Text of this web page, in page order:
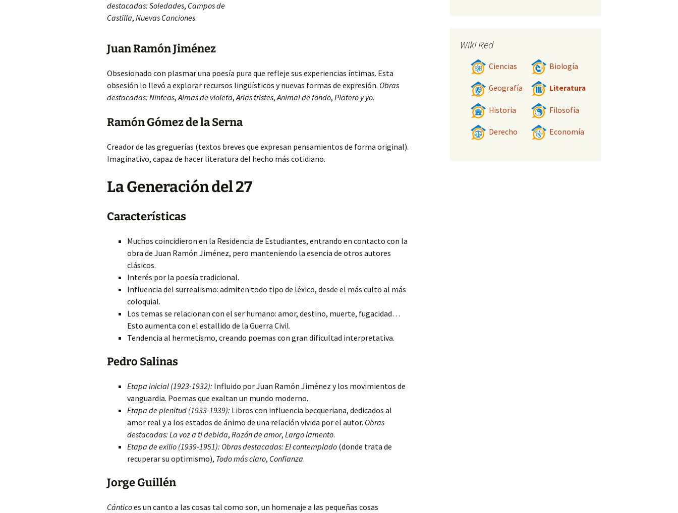
destacadas: Soledades, Campos de
Castilla, Nuevas Canciones.
Juan Ramón Jiménez
Obsesionado con plasmar una poesía pura que refleje sus experiencias íntimas. Esta
obsesión lo llevó a explorar recursos lingüísticos y nuevas formas de expresión. Obras
destacadas: Ninfeas,Almas de violeta,Arias tristes,Animal de fondo, Platero y yo.
Ramón Gómez de la Serna
Creador de las greguerías (textos breves que expresan pensamientos de forma original).
Imaginativo, capaz de hacer literatura del hecho más cotidiano.
La Generación del 27
Características
Muchos coincidieron en la Residencia de Estudiantes, entrando en contacto con la
obra de Juan Ramón Jiménez, pero manteniendo la esencia de otros autores
clásicos.
Interés por la poesía tradicional.
Influencia del surrealismo: admiten todo tipo de léxico, desde el más culto al más
coloquial.
Los temas se relacionan con el ser humano: amor, destino, muerte, fugacidad…
Esto aumenta con el estallido de la Guerra Civil.
Tendencia al hermetismo, creando poemas con gran dificultad interpretativa.
Pedro Salinas
Etapa inicial (1923-1932): Influido por Juan Ramón Jiménez y los movimientos de
vanguardia. Poemas que exaltan un mundo moderno.
Etapa de plenitud (1933-1939): Libros con influencia becqueriana, dedicados al
amor real y a los estados de ánimo de una relación vivida por el autor. Obras
destacadas: La voz a ti debida, Razón de amor, Largo lamento.
Etapa de exilio (1939-1951): Obras destacadas: El contemplado (donde trata de
recuperar su optimismo), Todo más claro, Confianza.
Jorge Guillén
Cánticoes un canto a las cosas tal como son, un homenaje a las pequeñas cosas
Wiki Red
Ciencias Biología
Geografía Literatura
Historia Filosofía
Derecho Economía